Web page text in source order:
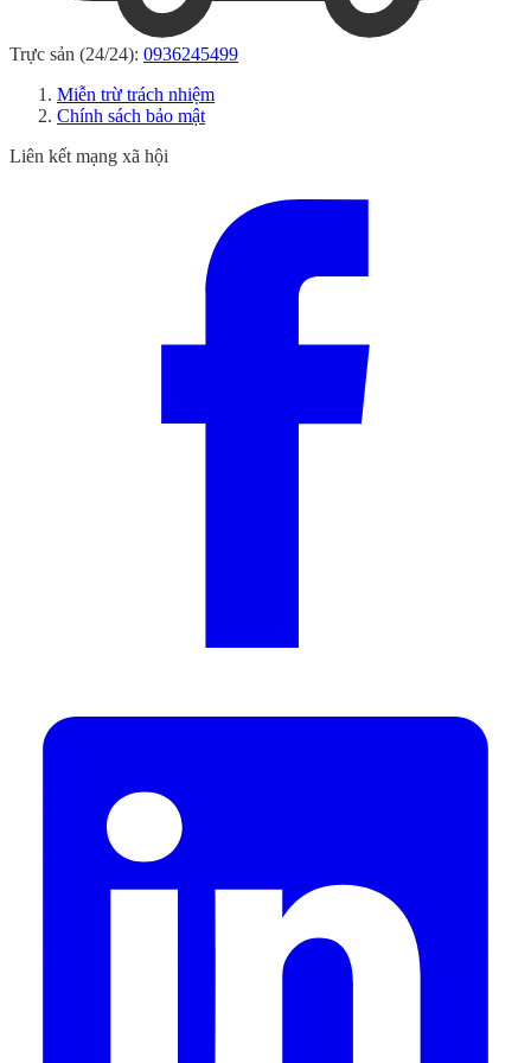
Trực sản (24/24): 0936245499
Miễn trừ trách nhiệm
Chính sách bảo mật
Liên kết mạng xã hội